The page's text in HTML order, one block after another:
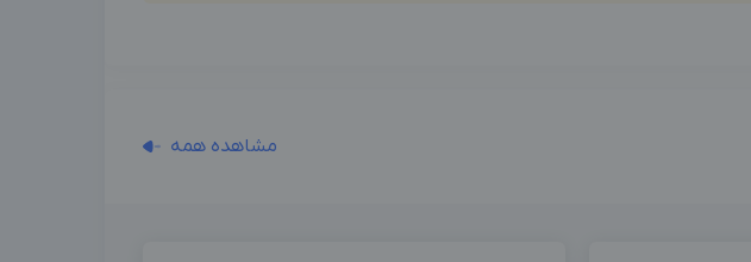
مشاهده همه